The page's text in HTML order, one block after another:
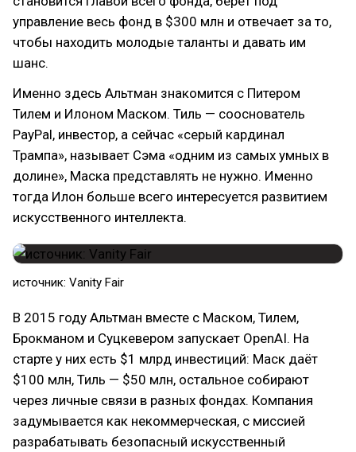
управление весь фонд в $300 млн и отвечает за то,
чтобы находить молодые таланты и давать им
шанс.
Именно здесь Альтман знакомится с Питером
Тилем и Илоном Маском. Тиль — сооснователь
PayPal, инвестор, а сейчас «серый кардинал
Трампа», называет Сэма «одним из самых умных в
долине», Маска представлять не нужно. Именно
тогда Илон больше всего интересуется развитием
искусственного интеллекта.
источник: Vanity Fair
В 2015 году Альтман вместе с Маском, Тилем,
Брокманом и Суцкевером запускает OpenAI. На
старте у них есть $1 млрд инвестиций: Маск даёт
$100 млн, Тиль — $50 млн, остальное собирают
через личные связи в разных фондах. Компания
задумывается как некоммерческая, с миссией
разрабатывать безопасный искусственный